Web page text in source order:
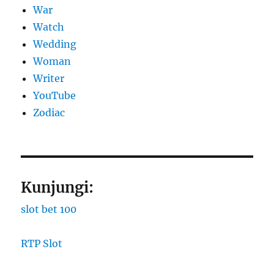
War
Watch
Wedding
Woman
Writer
YouTube
Zodiac
Kunjungi:
slot bet 100
RTP Slot